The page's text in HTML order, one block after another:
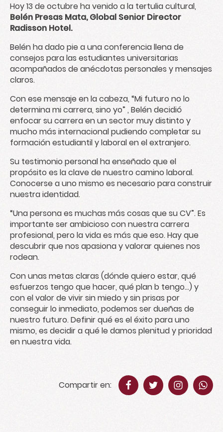
Hoy 13 de octubre ha venido a la tertulia cultural,
Belén Presas Mata, Global Senior Director
Radisson Hotel.
Belén ha dado pie a una conferencia llena de
consejos para las estudiantes universitarias
acompañados de anécdotas personales y mensajes
claros.
Con ese mensaje en la cabeza, “Mi futuro no lo
determina mi carrera, sino yo” , Belén decidió
enfocar su carrera en un sector muy distinto y
mucho más internacional pudiendo completar su
formación estudiantil y laboral en el extranjero.
Su testimonio personal ha enseñado que el
propósito es la clave de nuestro camino laboral.
Conocerse a uno mismo es necesario para construir
nuestra identidad.
“Una persona es muchas más cosas que su CV”. Es
importante ser ambicioso con nuestra carrera
profesional, pero la vida es más que eso. Hay que
descubrir que nos apasiona y valorar quienes nos
rodean.
Con unas metas claras (dónde quiero estar, qué
esfuerzos tengo que hacer, qué plan b tengo…) y
con el valor de vivir sin miedo y sin prisas por
conseguir lo inmediato, podemos ser dueñas de
nuestro futuro. Definir qué es el éxito para uno
mismo, es decidir a qué le damos plenitud y prioridad
en nuestra vida.
Compartir en: